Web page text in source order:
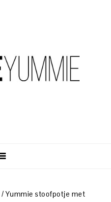
/Yummie stoofpotje met